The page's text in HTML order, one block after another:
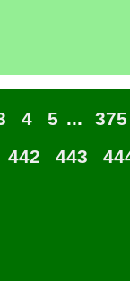
4 5 ...
375
442 443